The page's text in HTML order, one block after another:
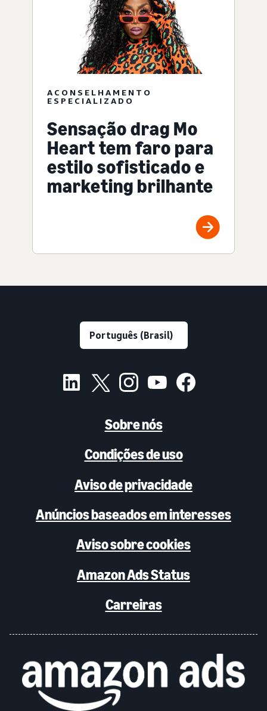
ACONSELHAMENTO
ESPECIALIZADO
Sensação drag Mo
Heart tem faro para
estilo sofisticado e
marketing brilhante
Sobre nós
Condições de uso
Aviso de privacidade
Anúncios baseados em interesses
Aviso sobre cookies
Amazon Ads Status
Carreiras